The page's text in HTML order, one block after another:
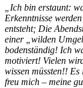
„Ich bin erstaunt:
Erkenntnisse
entsteht; Die
einer „wilden
bodenständig! Ich
motiviert! Vielen
wissen müssten!!
freu mich – meine